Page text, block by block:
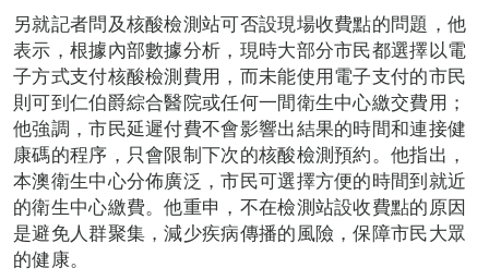
另就記者問及核酸檢測站可否設現場收費點的問題，他
表示，根據內部數據分析，現時大部分市民都選擇以電
子方式支付核酸檢測費用，而未能使用電子支付的市民
則可到仁伯爵綜合醫院或任何一間衛生中心繳交費用；
他強調，市民延遲付費不會影響出結果的時間和連接健
康碼的程序，只會限制下次的核酸檢測預約。他指出，
本澳衛生中心分佈廣泛，市民可選擇方便的時間到就近
的衛生中心繳費。他重申，不在檢測站設收費點的原因
是避免人群聚集，減少疾病傳播的風險，保障市民大眾
的健康。